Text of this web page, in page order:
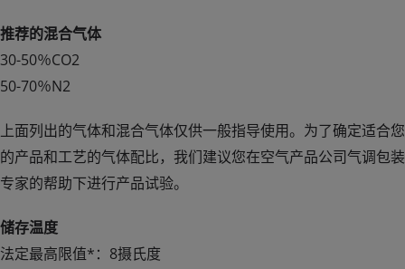
推荐的混合气体
30-50％CO2
50-70％N2
上面列出的气体和混合气体仅供一般指导使用。为了确定适合您
的产品和工艺的气体配比，我们建议您在空气产品公司气调包装
专家的帮助下进行产品试验。
储存温度
法定最高限值*：8摄氏度